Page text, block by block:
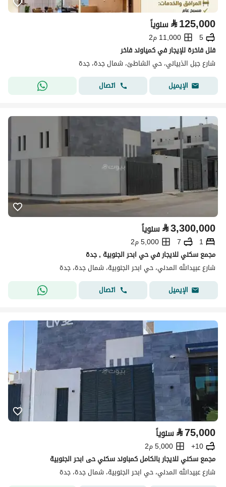
⃁125,000 سنوياً
5
11,000 م2
فلل فاخرة للإيجار في كمياوند فاخر
شارع جبل الذبياني، حي الشاطئ، شمال جدة، جدة
الإيميل
اتصال
⃁3,300,000 سنوياً
1
7
5,000 م2
مجمع سكني للايجار في حي ابحر الجنوبية , جدة
شارع عبيدالله المدني، حي ابحر الجنوبية، شمال جدة، جدة
الإيميل
اتصال
⃁75,000 سنوياً
10+
5,000 م2
مجمع سكني للايجار بالكامل كمباوند سكني حى ابحر الجنوبية
شارع عبيدالله المدني، حي ابحر الجنوبية، شمال جدة، جدة